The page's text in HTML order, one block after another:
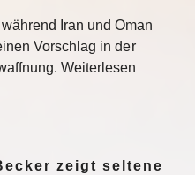
Iran und Oman
Vorschlag in der
Weiterlesen
zeigt seltene